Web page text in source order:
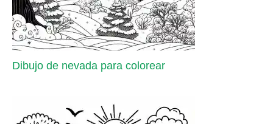
Dibujo de nevada para colorear